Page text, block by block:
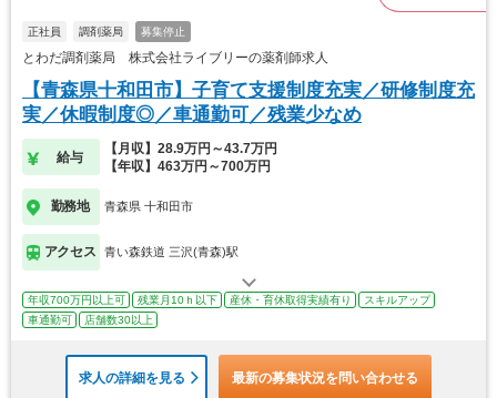
正社員 調剤薬局 募集停止
とわだ調剤薬局 株式会社ライブリーの薬剤師求人
【青森県十和田市】子育て支援制度充実／研修制度充
実／休暇制度◎／車通勤可／残業少なめ
給与
【月収】28.9万円～43.7万円
【年収】463万円～700万円
勤務地 青森県 十和田市
アクセス 青い森鉄道 三沢(青森)駅
年収700万円以上可 残業月10ｈ以下 産休・育休取得実績有り
スキルアップ
車通勤可
店舗数30以上
求人の詳細を見る 最新の募集状況を問い合わせる